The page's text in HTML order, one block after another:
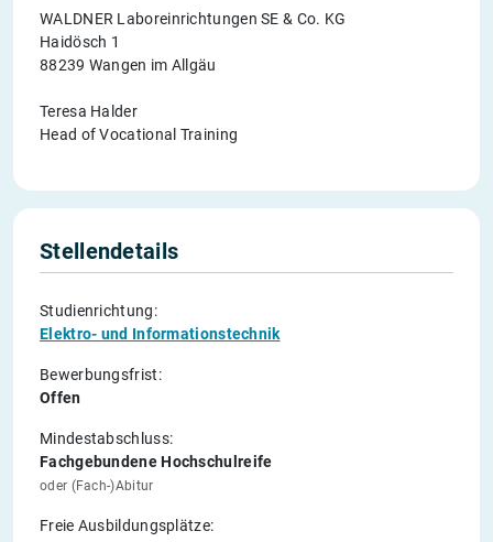
WALDNER Laboreinrichtungen SE & Co. KG
Haidösch 1
88239 Wangen im Allgäu
Teresa Halder
Head of Vocational Training
Stellendetails
Studienrichtung:
Elektro- und Informationstechnik
Bewerbungsfrist:
Offen
Mindestabschluss:
Fachgebundene Hochschulreife
oder (Fach-)Abitur
Freie Ausbildungsplätze: